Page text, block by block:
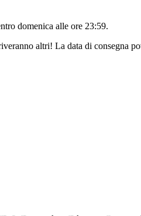
domenica alle ore 23:59.
altri! La data di consegna